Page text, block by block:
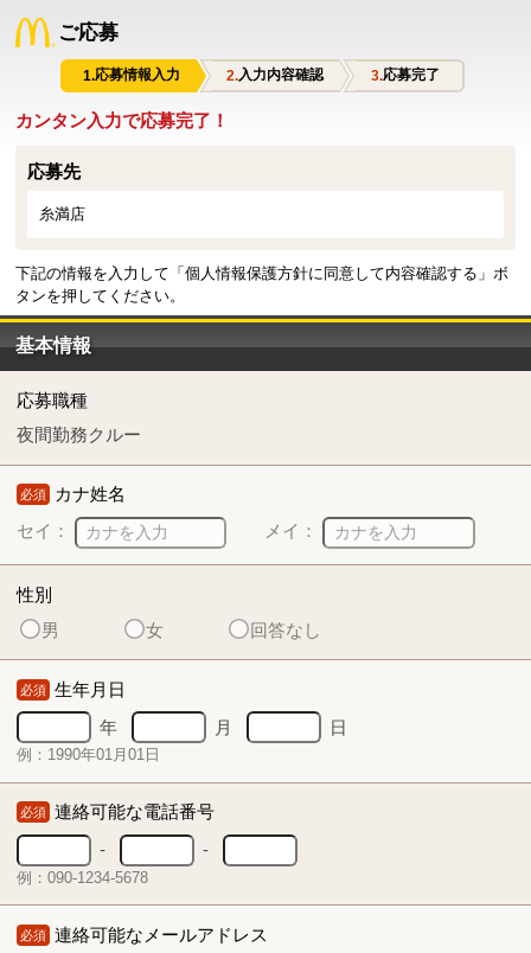
ご応募
応募情報入力 入力内容確認 応募完了
カンタン入力で応募完了！
応募先
糸満店
下記の情報を入力して「個人情報保護方針に同意して内容確認する」ボ
タンを押してください。
基本情報
応募職種
夜間勤務クルー
必須 カナ姓名
セイ：
メイ：
性別
男
女 回答なし
必須 生年月日
年
月 日
例：1990年01月01日
必須 連絡可能な電話番号
-
-
例：090-1234-5678
必須 連絡可能なメールアドレス